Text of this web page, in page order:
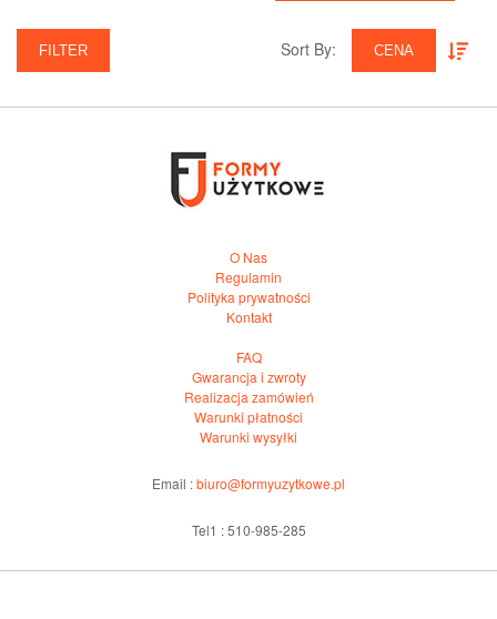
FILTER Sort By:‎ CENA
O Nas
Regulamin
Polityka prywatności
Kontakt
FAQ
Gwarancja i zwroty
Realizacja zamówień
Warunki płatności
Warunki wysyłki
Email :biuro@formyuzytkowe.pl
Tel1 : 510-985-285